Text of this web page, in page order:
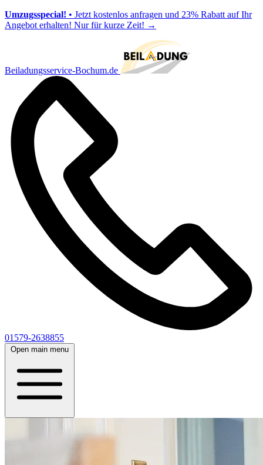
Umzugsspecial! • Jetzt kostenlos anfragen und 23% Rabatt auf Ihr
Angebot erhalten! Nur für kurze Zeit! →
Beiladungsservice-Bochum.de
01579-2638855
Open main menu